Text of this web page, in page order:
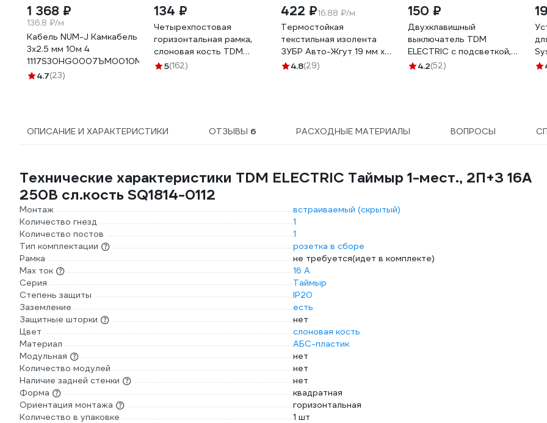
1 368 ₽
136.8 ₽/м
Кабель NUM-J Камкабель
3x2.5 мм 10м 4
1117S30HG0007ЪM0010М
4.7(23)
134 ₽
Четырехпостовая
горизонтальная рамка,
слоновая кость TDM
ELECTRIC Таймыр
5(162)
422 ₽16.88 ₽/м
Термостойкая
текстильная изолента
ЗУБР Авто-Жгут 19 мм х
25 м 1236-2
4.8(29)
150 ₽
Двухклавишный
выключатель TDM
ELECTRIC с подсветкой,
слоновая кость Таймыр
4.2(52)
ОПИСАНИЕ И ХАРАКТЕРИСТИКИ ОТЗЫВЫ 6 РАСХОДНЫЕ МАТЕРИАЛЫ ВОПРОСЫ
Технические характеристики TDM ELECTRIC Таймыр 1-мест., 2П+З 16А
250В сл.кость SQ1814-0112
Монтаж
встраиваемый (скрытый)
Количество гнезд
1
Количество постов
1
Тип комплектации
розетка в сборе
Рамка
не требуется(идет в комплекте)
Max ток
16 А
Серия
Таймыр
Степень защиты
IP20
Заземление
есть
Защитные шторки
нет
Цвет
слоновая кость
Материал
АБС-пластик
Модульная
нет
Количество модулей
нет
Наличие задней стенки
нет
Форма
квадратная
Ориентация монтажа
горизонтальная
Количество в упаковке
1 шт